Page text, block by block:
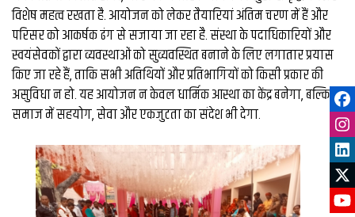
विशेष महत्व रखता है. आयोजन को लेकर तैयारियां अंतिम चरण में हैं और
परिसर को आकर्षक ढंग से सजाया जा रहा है. संस्था के पदाधिकारियों और
स्वयंसेवकों द्वारा व्यवस्थाओं को सुव्यवस्थित बनाने के लिए लगातार प्रयास
किए जा रहे हैं, ताकि सभी अतिथियों और प्रतिभागियों को किसी प्रकार की
असुविधा न हो. यह आयोजन न केवल धार्मिक आस्था का केंद्र बनेगा, बल्कि
समाज में सहयोग, सेवा और एकजुटता का संदेश भी देगा.